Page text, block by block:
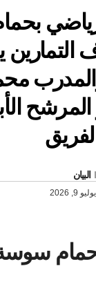
البيان
يوليو 9, 2026